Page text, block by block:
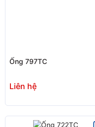
Ống 797TC
Liên hệ